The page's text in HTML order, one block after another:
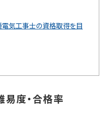
気工事士の資格取得を目
度・合格率